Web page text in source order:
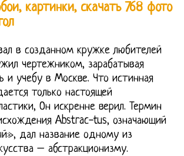
картинки, скачать 768 фото
в созданном кружке любителей
чертежником, зарабатывая
и учебу в Москве. Что истинная
только настоящей
Он искренне верил. Термин
Abstrac-tus, означающий
дал название одному из
– абстракционизму.